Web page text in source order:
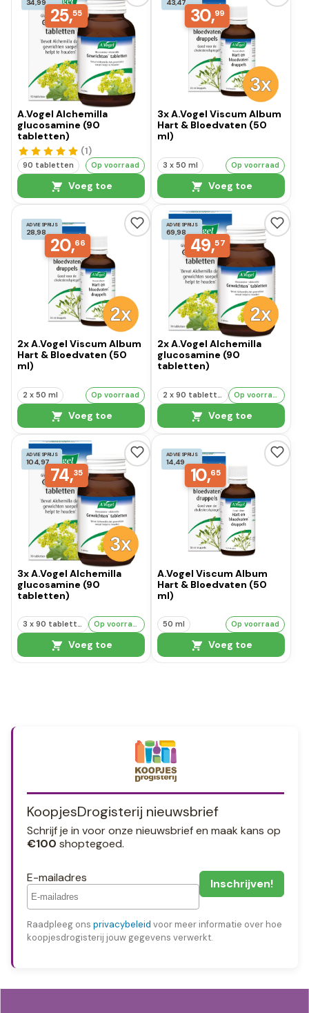
25,55
A.Vogel Alchemilla
glucosamine (90
tabletten)
(1)
90 tabletten Op voorraad
Voeg toe
30,99
3x A.Vogel Viscum Album
Hart & Bloedvaten (50
ml)
3 x 50 ml Op voorraad
Voeg toe
ADVIESPRIJS
28,98
20,66
2x A.Vogel Viscum Album
Hart & Bloedvaten (50
ml)
2 x 50 ml Op voorraad
Voeg toe
ADVIESPRIJS
69,98
49,57
2x A.Vogel Alchemilla
glucosamine (90
tabletten)
Voeg toe
ADVIESPRIJS
104,97
74,35
3x A.Vogel Alchemilla
glucosamine (90
tabletten)
3 x 90 tabletten Op voorraad
Voeg toe
ADVIESPRIJS
14,49
10,65
A.Vogel Viscum Album
Hart & Bloedvaten (50
ml)
50 ml Op voorraad
Voeg toe
KoopjesDrogisterij nieuwsbrief
Schrijf je in voor onze nieuwsbrief en maak kans op
€100 shoptegoed.
E-mailadres
Raadpleeg ons privacybeleid voor meer informatie over hoe
koopjesdrogisterij jouw gegevens verwerkt.